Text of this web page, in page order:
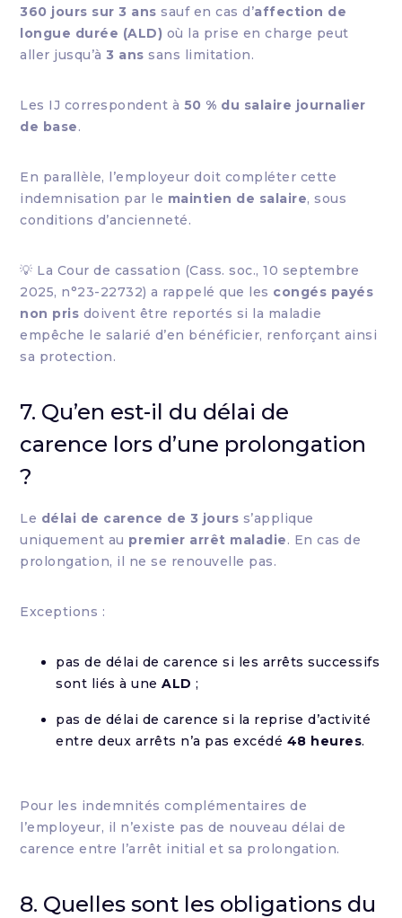
360 jours sur 3 ans sauf en cas d’affection de
longue durée (ALD) où la prise en charge peut
aller jusqu’à3 ans sans limitation.
Les IJ correspondent à 50 % du salaire journalier
de base.
En parallèle, l’employeur doit compléter cette
indemnisation par le maintien de salaire, sous
conditions d’ancienneté.
💡 La Cour de cassation (Cass. soc., 10 septembre
2025, n°23-22732) a rappelé que les congés payés
non pris doivent être reportés si la maladie
empêche le salarié d’en bénéficier, renforçant ainsi
sa protection.
7. Qu’en est-il du délai de
carence lors d’une prolongation
?
Le délai de carence de 3 jours s’applique
uniquement au premier arrêt maladie. En cas de
prolongation, il ne se renouvelle pas.
Exceptions :
pas de délai de carence si les arrêts successifs
sont liés à uneALD ;
pas de délai de carence si la reprise d’activité
entre deux arrêts n’a pas excédé 48 heures.
Pour les indemnités complémentaires de
l’employeur, il n’existe pas de nouveau délai de
carence entre l’arrêt initial et sa prolongation.
8. Quelles sont les obligations du